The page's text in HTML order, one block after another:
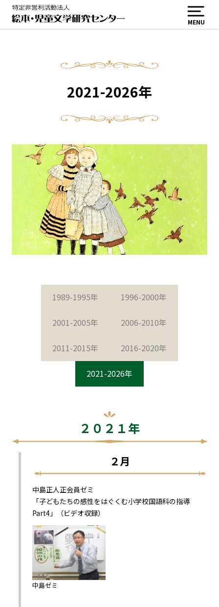
MENU
2021-2026年
1989-1995年 1996-2000年
2001-2005年 2006-2010年
2011-2015年 2016-2020年
2021-2026年
２０２１年
２月
中島正人正会員ゼミ
「子どもたちの感性をはぐくむ小学校国語科の指導
Part4」（ビデオ収録）
中島ゼミ